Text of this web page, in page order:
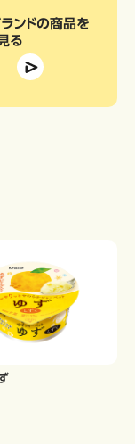
ンドの商品を
る